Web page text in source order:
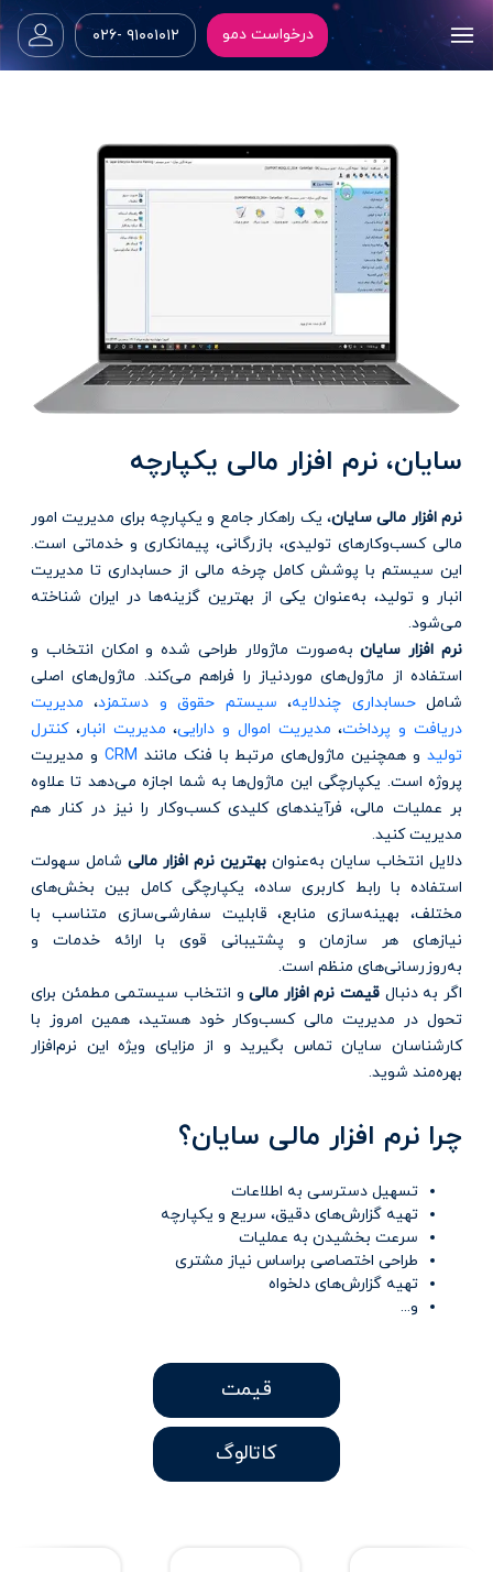
درخواست دمو ۹۱۰۰۱۰۱۲ -۰۲۶
سایان، نرم افزار مالی یکپارچه
نرم افزار مالی سایان، یک راهکار جامع و یکپارچه برای مدیریت امور
مالی کسب‌وکارهای تولیدی، بازرگانی، پیمانکاری و خدماتی است.
این سیستم با پوشش کامل چرخه مالی از حسابداری تا مدیریت
انبار و تولید، به‌عنوان یکی از بهترین گزینه‌ها در ایران شناخته
می‌شود.
نرم افزار سایانبه‌صورت ماژولار طراحی شده و امکان انتخاب و
استفاده از ماژول‌های موردنیاز را فراهم می‌کند. ماژول‌های اصلی
شاملحسابداری چندلایه، سیستم حقوق و دستمزد، مدیریت
دریافت و پرداخت، مدیریت اموال و دارایی، مدیریت انبار،کنترل
تولیدو همچنین ماژول‌های مرتبط با فنک مانند CRM و مدیریت
پروژه است. یکپارچگی این ماژول‌ها به شما اجازه می‌دهد تا علاوه
بر عملیات مالی، فرآیندهای کلیدی کسب‌وکار را نیز در کنار هم
مدیریت کنید.
دلایل انتخاب سایان به‌عنوان بهترین نرم افزار مالی شامل سهولت
استفاده با رابط کاربری ساده، یکپارچگی کامل بین بخش‌های
مختلف، بهینه‌سازی منابع، قابلیت سفارشی‌سازی متناسب با
نیازهای هر سازمان و پشتیبانی قوی با ارائه خدمات و
به‌روزرسانی‌های منظم است.
اگر به دنبال قیمت نرم افزار مالیو انتخاب سیستمی مطمئن برای
تحول در مدیریت مالی کسب‌وکار خود هستید، همین امروز با
کارشناسان سایان تماس بگیرید و از مزایای ویژه این نرم‌افزار
بهره‌مند شوید.
چرا نرم افزار مالی سایان؟
تسهیل دسترسی به اطلاعات
تهیه گزارش‌های دقیق، سریع و یکپارچه
سرعت بخشیدن به عملیات
طراحی اختصاصی براساس نیاز مشتری
تهیه گزارش‌های دلخواه
و...
قیمت
کاتالوگ